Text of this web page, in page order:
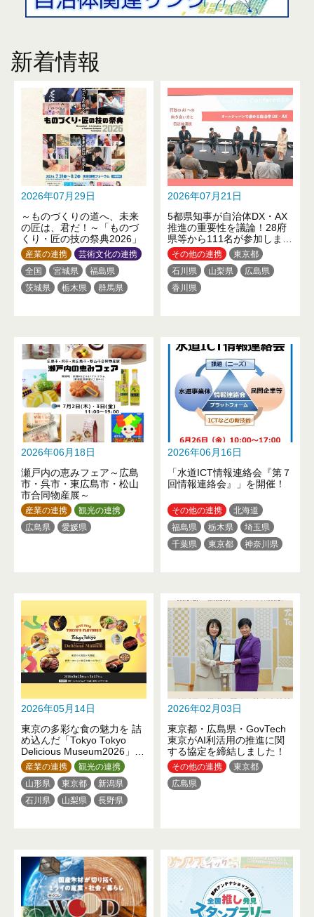
新着情報
2026年07月29日
～ものづくりの道へ、未来
の匠は、君だ！～「ものづ
くり・匠の技の祭典2026」
産業の連携
芸術文化の連携
全国
宮城県
福島県
茨城県
栃木県
群馬県
佐賀県
長崎県
熊本県
大分県
2026年07月21日
5都県知事が自治体DX・AX
推進の重要性を議論！28府
県等から111名が参加しまし
たその他の連携
東京都
石川県
山梨県
広島県
香川県
2026年06月18日
瀬戸内の恵みフェア～広島
市・呉市・東広島市・松山
市合同物産展～
産業の連携
観光の連携
広島県
愛媛県
2026年06月16日
「水道ICT情報連絡会『第７
回情報連絡会』」を開催！
その他の連携
北海道
福島県
栃木県
埼玉県
千葉県
東京都
神奈川県
熊本県
2026年05月14日
東京の多彩な食の魅力を 詰
め込んだ「Tokyo Tokyo
Delicious Museum2026」を
開催！
産業の連携
観光の連携
山形県
東京都
新潟県
石川県
山梨県
長野県
2026年02月03日
東京都・広島県・GovTech
東京がAI利活用の推進に関
する協定を締結しました！
その他の連携
東京都
広島県